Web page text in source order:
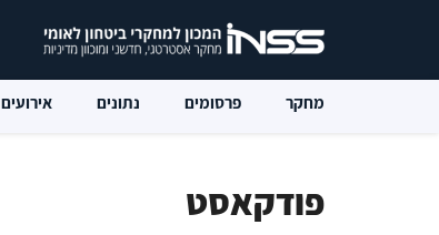
מחקר פרסומים נתונים אירועים
פודקאסט